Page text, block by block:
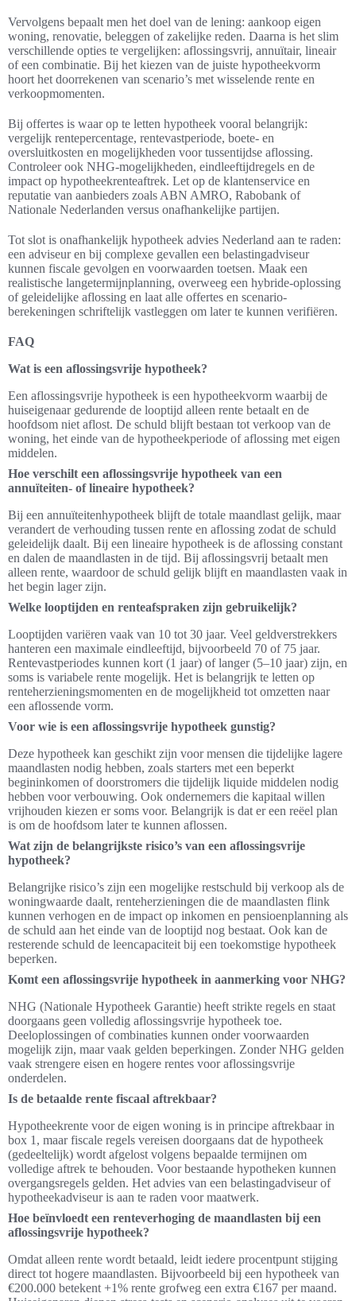
Vervolgens bepaalt men het doel van de lening: aankoop eigen
woning, renovatie, beleggen of zakelijke reden. Daarna is het slim
verschillende opties te vergelijken: aflossingsvrij, annuïtair, lineair
of een combinatie. Bij het kiezen van de juiste hypotheekvorm
hoort het doorrekenen van scenario’s met wisselende rente en
verkoopmomenten.
Bij offertes is waar op te letten hypotheek vooral belangrijk:
vergelijk rentepercentage, rentevastperiode, boete- en
oversluitkosten en mogelijkheden voor tussentijdse aflossing.
Controleer ook NHG-mogelijkheden, eindleeftijdregels en de
impact op hypotheekrenteaftrek. Let op de klantenservice en
reputatie van aanbieders zoals ABN AMRO, Rabobank of
Nationale Nederlanden versus onafhankelijke partijen.
Tot slot is onafhankelijk hypotheek advies Nederland aan te raden:
een adviseur en bij complexe gevallen een belastingadviseur
kunnen fiscale gevolgen en voorwaarden toetsen. Maak een
realistische langetermijnplanning, overweeg een hybride-oplossing
of geleidelijke aflossing en laat alle offertes en scenario-
berekeningen schriftelijk vastleggen om later te kunnen verifiëren.
FAQ
Wat is een aflossingsvrije hypotheek?
Een aflossingsvrije hypotheek is een hypotheekvorm waarbij de
huiseigenaar gedurende de looptijd alleen rente betaalt en de
hoofdsom niet aflost. De schuld blijft bestaan tot verkoop van de
woning, het einde van de hypotheekperiode of aflossing met eigen
middelen.
Hoe verschilt een aflossingsvrije hypotheek van een
annuïteiten- of lineaire hypotheek?
Bij een annuïteitenhypotheek blijft de totale maandlast gelijk, maar
verandert de verhouding tussen rente en aflossing zodat de schuld
geleidelijk daalt. Bij een lineaire hypotheek is de aflossing constant
en dalen de maandlasten in de tijd. Bij aflossingsvrij betaalt men
alleen rente, waardoor de schuld gelijk blijft en maandlasten vaak in
het begin lager zijn.
Welke looptijden en renteafspraken zijn gebruikelijk?
Looptijden variëren vaak van 10 tot 30 jaar. Veel geldverstrekkers
hanteren een maximale eindleeftijd, bijvoorbeeld 70 of 75 jaar.
Rentevastperiodes kunnen kort (1 jaar) of langer (5–10 jaar) zijn, en
soms is variabele rente mogelijk. Het is belangrijk te letten op
renteherzieningsmomenten en de mogelijkheid tot omzetten naar
een aflossende vorm.
Voor wie is een aflossingsvrije hypotheek gunstig?
Deze hypotheek kan geschikt zijn voor mensen die tijdelijke lagere
maandlasten nodig hebben, zoals starters met een beperkt
begininkomen of doorstromers die tijdelijk liquide middelen nodig
hebben voor verbouwing. Ook ondernemers die kapitaal willen
vrijhouden kiezen er soms voor. Belangrijk is dat er een reëel plan
is om de hoofdsom later te kunnen aflossen.
Wat zijn de belangrijkste risico’s van een aflossingsvrije
hypotheek?
Belangrijke risico’s zijn een mogelijke restschuld bij verkoop als de
woningwaarde daalt, renteherzieningen die de maandlasten flink
kunnen verhogen en de impact op inkomen en pensioenplanning als
de schuld aan het einde van de looptijd nog bestaat. Ook kan de
resterende schuld de leencapaciteit bij een toekomstige hypotheek
beperken.
Komt een aflossingsvrije hypotheek in aanmerking voor NHG?
NHG (Nationale Hypotheek Garantie) heeft strikte regels en staat
doorgaans geen volledig aflossingsvrije hypotheek toe.
Deeloplossingen of combinaties kunnen onder voorwaarden
mogelijk zijn, maar vaak gelden beperkingen. Zonder NHG gelden
vaak strengere eisen en hogere rentes voor aflossingsvrije
onderdelen.
Is de betaalde rente fiscaal aftrekbaar?
Hypotheekrente voor de eigen woning is in principe aftrekbaar in
box 1, maar fiscale regels vereisen doorgaans dat de hypotheek
(gedeeltelijk) wordt afgelost volgens bepaalde termijnen om
volledige aftrek te behouden. Voor bestaande hypotheken kunnen
overgangsregels gelden. Het advies van een belastingadviseur of
hypotheekadviseur is aan te raden voor maatwerk.
Hoe beïnvloedt een renteverhoging de maandlasten bij een
aflossingsvrije hypotheek?
Omdat alleen rente wordt betaald, leidt iedere procentpunt stijging
direct tot hogere maandlasten. Bijvoorbeeld bij een hypotheek van
€200.000 betekent +1% rente grofweg een extra €167 per maand.